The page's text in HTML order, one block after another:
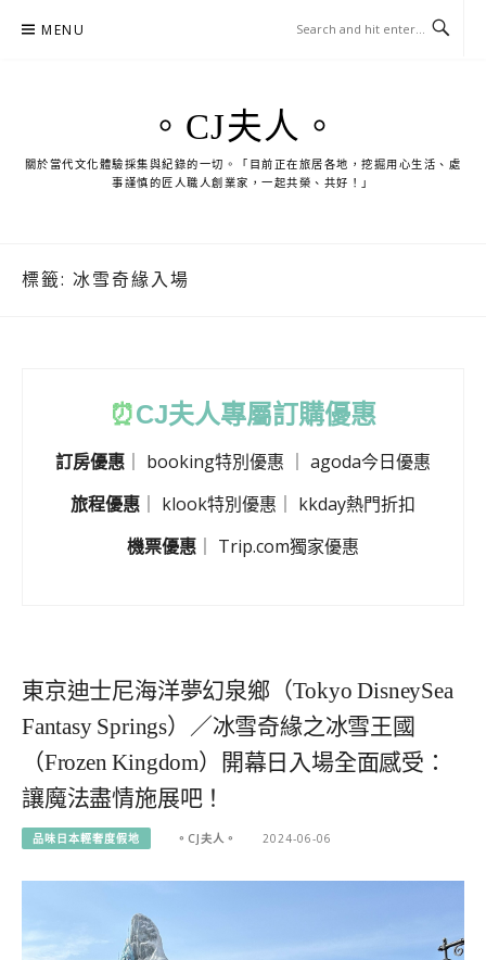
MENU
。CJ夫人。
關於當代文化體驗採集與紀錄的一切。「目前正在旅居各地，挖掘用心生活、處
事謹慎的匠人職人創業家，一起共榮、共好！」
標籤: 冰雪奇緣入場
⏰CJ夫人專屬訂購優惠
訂房優惠 booking特別優惠
agoda今日優惠
旅程優惠
klook特別優惠
kkday熱門折扣
機票優惠
Trip.com獨家優惠
東京迪士尼海洋夢幻泉鄉（Tokyo DisneySea
Fantasy Springs）／冰雪奇緣之冰雪王國
（Frozen Kingdom）開幕日入場全面感受：
讓魔法盡情施展吧！
品味日本輕奢度假地 。CJ夫人。 2024-06-06